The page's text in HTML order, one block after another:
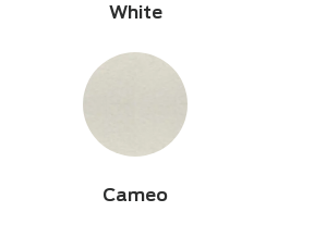
White
Cameo